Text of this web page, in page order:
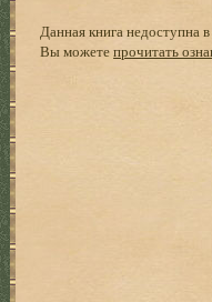
Данная книга недоступна
Вы можетепрочитать